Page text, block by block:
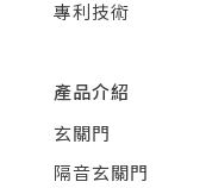
專利技術
產品介紹
玄關門
隔音玄關門